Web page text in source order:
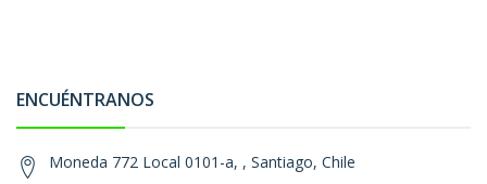
ENCUÉNTRANOS
Moneda 772 Local 0101-a, , Santiago, Chile